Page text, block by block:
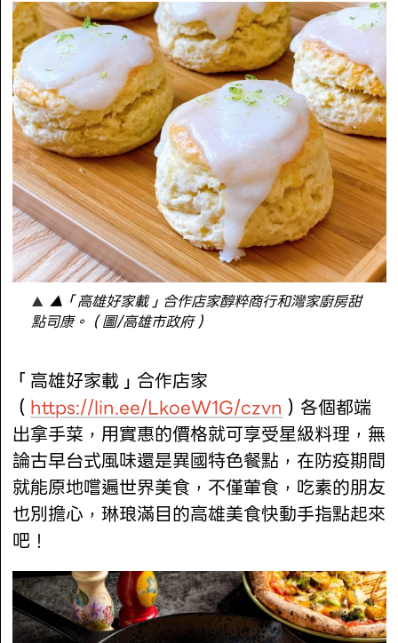
▲「高雄好家載」合作店家醇粹商行和灣家廚房甜
點司康。（圖/高雄市政府）
「高雄好家載」合作店家
（ https://lin.ee/LkoeW1G/czvn ）各個都端
出拿手菜，用實惠的價格就可享受星級料理，無
論古早台式風味還是異國特色餐點，在防疫期間
就能原地嚐遍世界美食，不僅葷食，吃素的朋友
也別擔心，琳琅滿目的高雄美食快動手指點起來
吧！